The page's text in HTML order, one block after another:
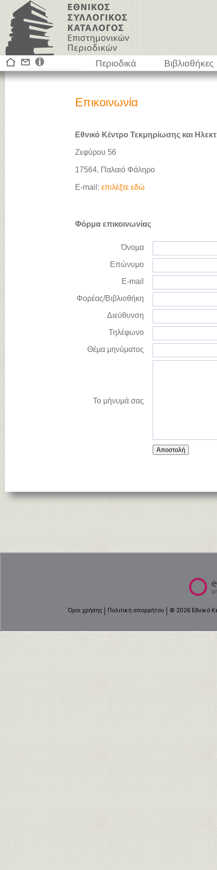
Περιοδικά Βιβλιοθήκες
Επικοινωνία
Εθνικό Κέντρο Τεκμηρίωσης και
Ζεφύρου 56
17564, Παλαιό Φάληρο
E-mail: επιλέξτε εδώ
Φόρμα επικοινωνίας
Όνομα
Επώνυμο
E-mail
Φορέας/Βιβλιοθήκη
Διεύθυνση
Τηλέφωνο
Θέμα μηνύματος
Το μήνυμά σας
Αποστολή